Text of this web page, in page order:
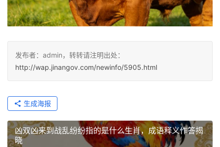
发布者：admin，转转请注明出处：
http://wap.jinangov.com/newinfo/5905.html
生成海报
凶双凶来到战乱纷纷指的是什么生肖，成语释义作答揭
晓